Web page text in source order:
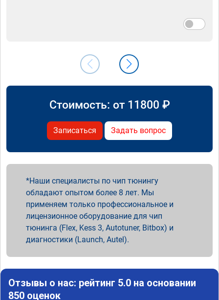
Стоимость: от 11800 ₽
Записаться Задать вопрос
Наши специалисты по чип тюнингу
обладают опытом более 8 лет. Мы
применяем только профессиональное и
лицензионное оборудование для чип
тюнинга (Flex, Kess 3, Autotuner, Bitbox) и
диагностики (Launch, Autel).
Отзывы о нас: рейтинг 5.0 на основании
850 оценок